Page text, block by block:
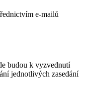
e-mailů
budou k vyzvednutí
jednotlivých zasedání